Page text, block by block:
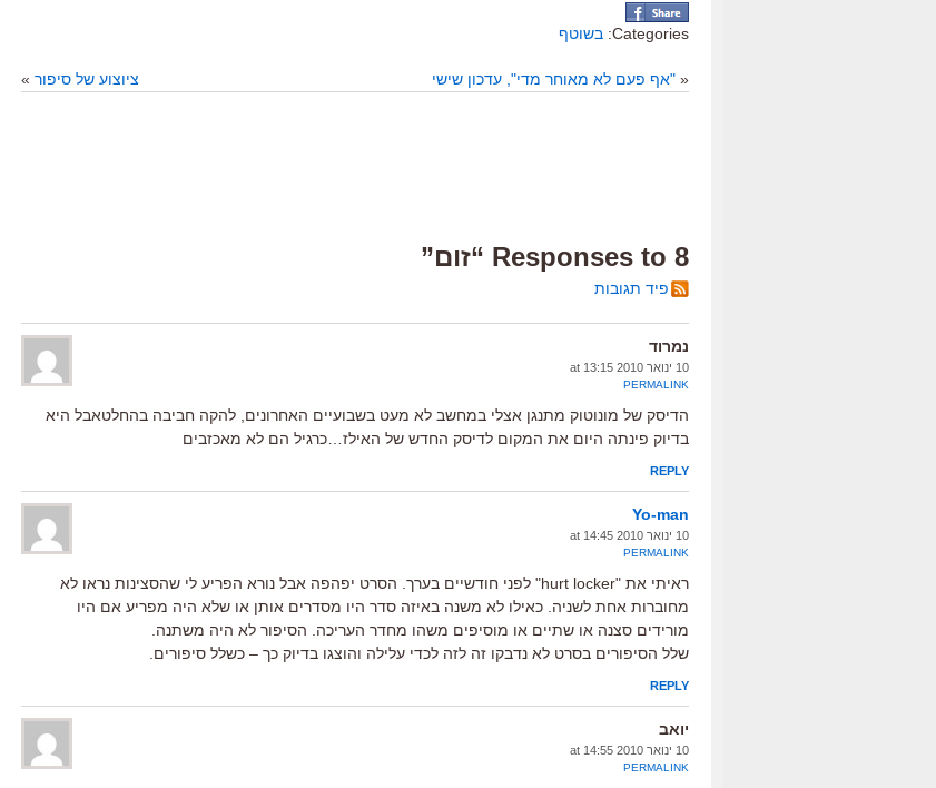
Categories: בשוטף
« "אף פעם לא מאוחר מדי", עדכון שישי ציוצוע של סיפור »
8 Responses to “זום”
פיד תגובות
נמרוד
10 ינואר 2010 at 13:15
PERMALINK
הדיסק של מונוטוק מתנגן אצלי במחשב לא מעט בשבועיים האחרונים, להקה חביבה בהחלטאבל היא
בדיוק פינתה היום את המקום לדיסק החדש של האילז…כרגיל הם לא מאכזבים
REPLY
Yo-man
10 ינואר 2010 at 14:45
PERMALINK
ראיתי את "hurt locker" לפני חודשיים בערך. הסרט יפהפה אבל נורא הפריע לי שהסצינות נראו לא
מחוברות אחת לשניה. כאילו לא משנה באיזה סדר היו מסדרים אותן או שלא היה מפריע אם היו
מורידים סצנה או שתיים או מוסיפים משהו מחדר העריכה. הסיפור לא היה משתנה.
שלל הסיפורים בסרט לא נדבקו זה לזה לכדי עלילה והוצגו בדיוק כך – כשלל סיפורים.
REPLY
יואב
10 ינואר 2010 at 14:55
PERMALINK